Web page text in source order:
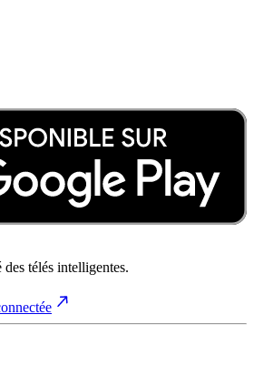
télés intelligentes.